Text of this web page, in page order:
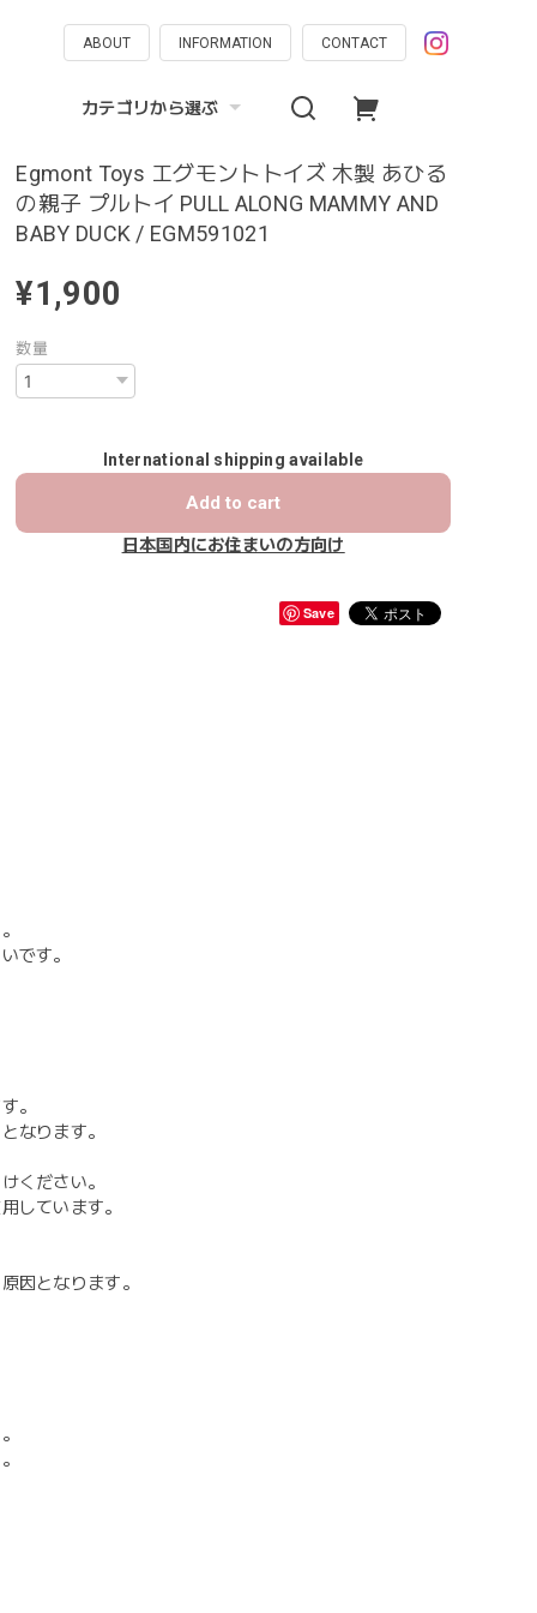
ABOUT INFORMATION CONTACT
カテゴリから選ぶ
Egmont Toys エグモントトイズ 木製 あひる
の親子 プルトイ PULL ALONG MAMMY AND
BABY DUCK / EGM591021
¥1,900
数量
International shipping available
Add to cart
日本国内にお住まいの方向け
Save
です。
。
なります。
ください。
しています。
因となります。